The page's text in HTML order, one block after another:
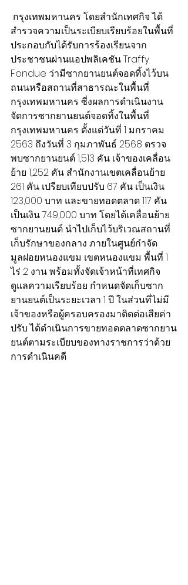
กรุงเทพมหานคร โดยสำนักเทศกิจ ได้
สำรวจความเป็นระเบียบเรียบร้อยในพื้นที่
ประกอบกับได้รับการร้องเรียนจาก
ประชาชนผ่านแอปพลิเคชัน Traffy
Fondue ว่ามีซากยานยนต์จอดทิ้งไว้บน
ถนนหรือสถานที่สาธารณะในพื้นที่
กรุงเทพมหานคร ซี่งผลการดำเนินงาน
จัดการซากยานยนต์จอดทิ้งในพื้นที่
กรุงเทพมหานคร ตั้งแต่วันที่ 1 มกราคม
2563 ถึงวันที่ 3 กุมภาพันธ์ 2568 ตรวจ
พบซากยานยนต์ 1,513 คัน เจ้าของเคลื่อน
ย้าย 1,252 คัน สำนักงานเขตเคลื่อนย้าย
261 คัน เปรียบเทียบปรับ 67 คัน เป็นเงิน
123,000 บาท และขายทอดตลาด 117 คัน
เป็นเงิน 749,000 บาท โดยได้เคลื่อนย้าย
ซากยานยนต์ นำไปเก็บไว้บริเวณสถานที่
เก็บรักษาของกลาง ภายในศูนย์กำจัด
มูลฝอยหนองแขม เขตหนองแขม พื้นที่ 1
ไร่ 2 งาน พร้อมทั้งจัดเจ้าหน้าที่เทศกิจ
ดูแลความเรียบร้อย กำหนดจัดเก็บซาก
ยานยนต์เป็นระยะเวลา 1 ปี ในส่วนที่ไม่มี
เจ้าของหรือผู้ครอบครองมาติดต่อเสียค่า
ปรับ ได้ดำเนินการขายทอดตลาดซากยาน
ยนต์ตามระเบียบของทางราชการว่าด้วย
การดำเนินคดี